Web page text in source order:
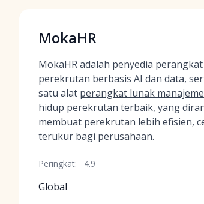
MokaHR
MokaHR adalah penyedia
perekrutan berbasis AI dan data,
satu alat perangkat lunak
hidup perekrutan terbaik, yang
membuat perekrutan lebih efisien,
terukur bagi perusahaan.
Peringkat: 4.9
Global